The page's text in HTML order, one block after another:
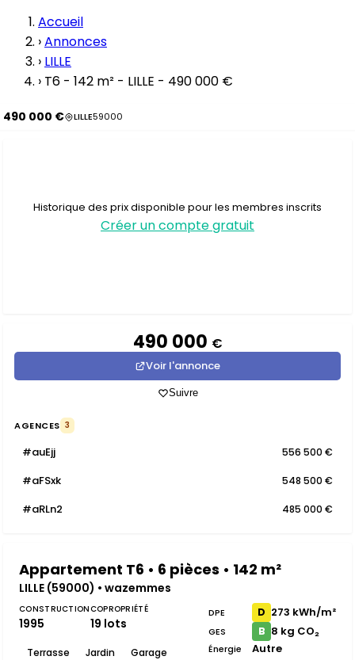
Accueil
›Annonces
› LILLE
› T6 - 142 m² - LILLE - 490 000 €
490 000 € LILLE59000
Historique des prix disponible pour les membres inscrits
Créer un compte gratuit
490 000 €
Voir l'annonce
Suivre
AGENCES 3
#auEjj 556 500 €
#aFSxk 548 500 €
#aRLn2 485 000 €
Appartement T6 • 6 pièces • 142 m²
LILLE (59000) • wazemmes
CONSTRUCTION
1995
COPROPRIÉTÉ
19 lots
Terrasse Jardin Garage
DPE D 273 kWh/m²
GES B 8 kg CO₂
Énergie Autre